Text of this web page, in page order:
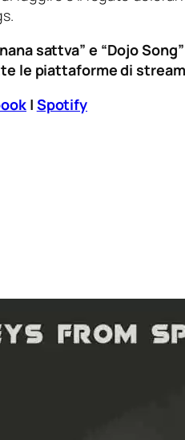
sattva” e “Dojo
le piattaforme di
| Spotify